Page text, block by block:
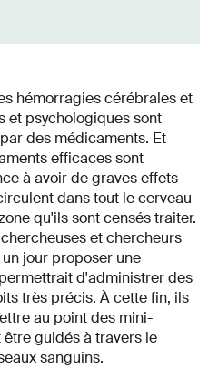
hémorragies cérébrales et
et psychologiques sont
des médicaments. Et
efficaces sont
à avoir de graves effets
dans tout le cerveau
qu'ils sont censés traiter.
et chercheurs
jour proposer une
d'administrer des
très précis. À cette fin, ils
au point des mini-
guidés à travers le
sanguins.